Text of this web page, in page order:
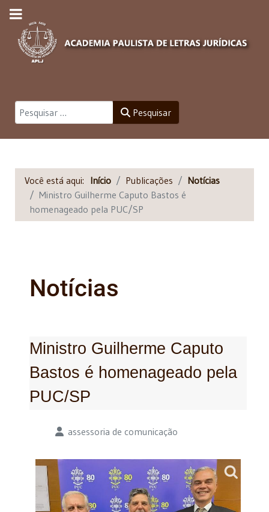
Pesquisar Pesquisar
Você está aqui: Início Publicações
Notícias
Ministro Guilherme Caputo Bastos é
homenageado pela PUC/SP
Notícias
Ministro Guilherme Caputo
Bastos é homenageado pela
PUC/SP
Detalhes assessoria de comunicação